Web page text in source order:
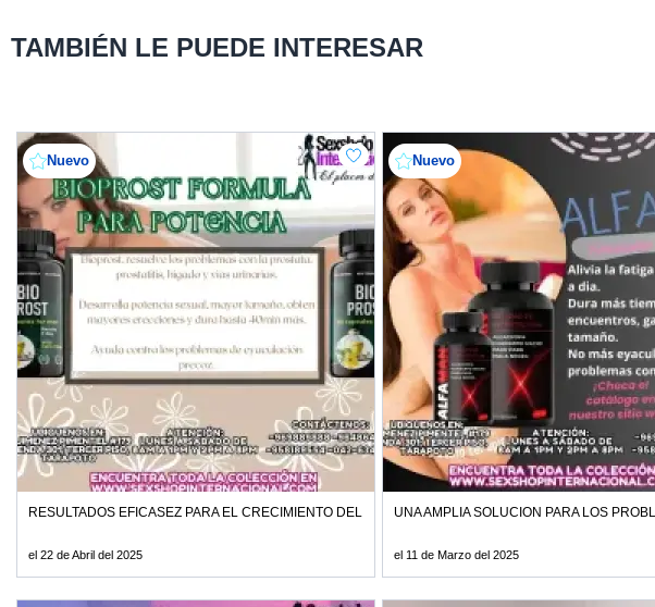
TAMBIÉN LE PUEDE INTERESAR
Nuevo
RESULTADOS EFICASEZ PARA EL CRECIMIENTO DEL MIEMBRO
el 22 de Abril del 2025
Nuevo
UNA AMPLIA SOLUCION PARA LOS
el 11 de Marzo del 2025